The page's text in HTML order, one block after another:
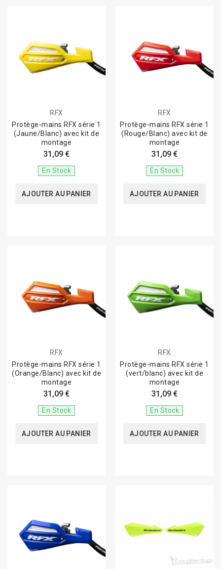
RFX
Protège-mains RFX série 1
(Jaune/Blanc) avec kit de
montage
31,09 €
En Stock
AJOUTER AU PANIER
RFX
Protège-mains RFX série 1
(Rouge/Blanc) avec kit de
montage
31,09 €
En Stock
AJOUTER AU PANIER
RFX
Protège-mains RFX série 1
(Orange/Blanc) avec kit de
montage
31,09 €
En Stock
AJOUTER AU PANIER
RFX
Protège-mains RFX série 1
(vert/blanc) avec kit de
montage
31,09 €
En Stock
AJOUTER AU PANIER